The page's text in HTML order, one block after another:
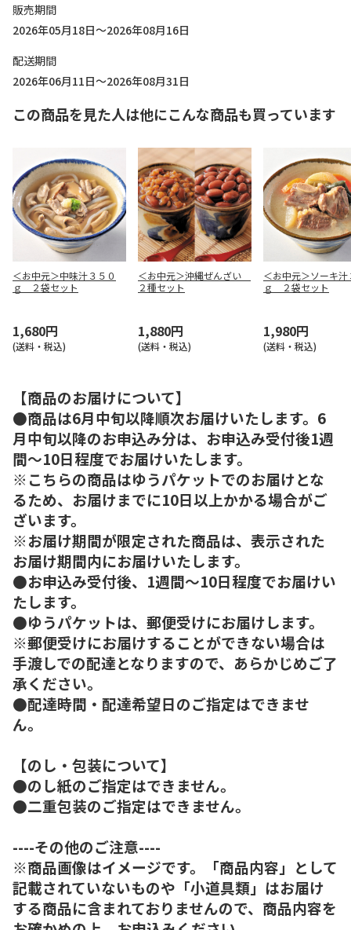
販売期間
2026年05月18日～2026年08月16日
配送期間
2026年06月11日～2026年08月31日
この商品を見た人は他にこんな商品も買っています
＜お中元＞中味汁３５０
ｇ ２袋セット
1,680円
(送料・税込)
＜お中元＞沖縄ぜんざい
２種セット
1,880円
(送料・税込)
＜お中元＞ソーキ汁
ｇ ２袋セット
1,980円
(送料・税込)
【商品のお届けについて】
●商品は6月中旬以降順次お届けいたします。6
月中旬以降のお申込み分は、お申込み受付後1週
間～10日程度でお届けいたします。
※こちらの商品はゆうパケットでのお届けとな
るため、お届けまでに10日以上かかる場合がご
ざいます。
※お届け期間が限定された商品は、表示された
お届け期間内にお届けいたします。
●お申込み受付後、1週間～10日程度でお届けい
たします。
●ゆうパケットは、郵便受けにお届けします。
※郵便受けにお届けすることができない場合は
手渡しでの配達となりますので、あらかじめご了
承ください。
●配達時間・配達希望日のご指定はできませ
ん。
【のし・包装について】
●のし紙のご指定はできません。
●二重包装のご指定はできません。
----その他のご注意----
※商品画像はイメージです。「商品内容」として
記載されていないものや「小道具類」はお届け
する商品に含まれておりませんので、商品内容を